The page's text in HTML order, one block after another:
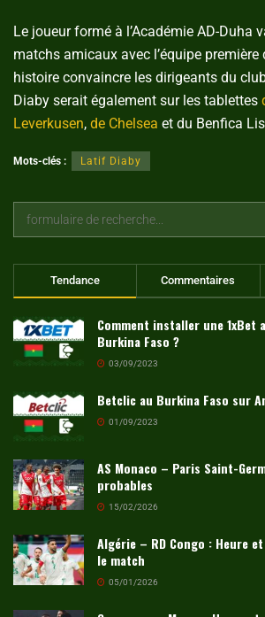
Le joueur formé à l’Académie AD-Duha
matchs amicaux avec l’équipe première
histoire convaincre les dirigeants du
Diaby serait également sur les tablettes
Leverkusen, de Chelsea et du Benfica
Mots-clés : Latif Diaby
Tendance Commentaires
Comment installer une 1xBet
Burkina Faso ?
03/09/2023
Betclic au Burkina Faso sur
01/09/2023
AS Monaco – Paris Saint-
probables
15/02/2026
Algérie – RD Congo : Heure
le match
05/01/2026